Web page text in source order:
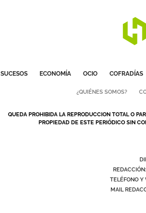
SUCESOS ECONOMÍA OCIO COFRADÍAS
¿QUIÉNES SOMOS?
QUEDA PROHIBIDA LA REPRODUCCION TOTAL O
PROPIEDAD DE ESTE PERIÓDICO SIN
REDACCIÓN:
TELÉFONO Y
MAIL